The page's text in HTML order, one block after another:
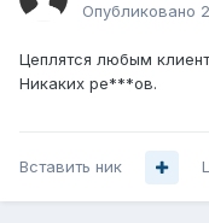
Опубликовано
Цеплятся любым
Никаких ре***ов.
Вставить ник